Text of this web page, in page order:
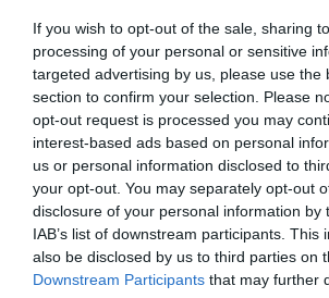
If you wish to opt-out of the sale, sharing
processing of your personal or sensitive
targeted advertising by us, please use the
section to confirm your selection. Please
opt-out request is processed you may
interest-based ads based on personal
us or personal information disclosed to
your opt-out. You may separately opt-out
disclosure of your personal information by
IAB’s list of downstream participants. This
also be disclosed by us to third parties on
Downstream Participants that may further
05.08.2026 | 22:02
Το Ομάν συμφώνησε ότι τα Στενά
είναι υπό ιρανική κυριαρχία και
συμφωνία